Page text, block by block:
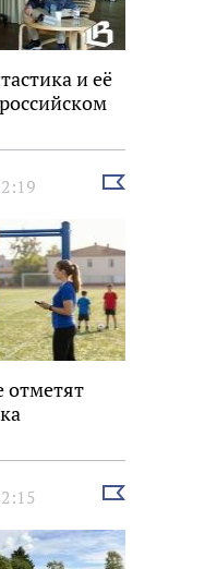
и её
Выбрать
отметят
Выбрать